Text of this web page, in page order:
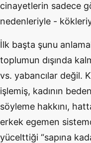
cinayetlerin sadece
nedenleriyle -
İlk başta şunu
toplumun dışında
vs. yabancılar değil.
işlemiş, kadının
söyleme hakkını,
erkek egemen
yücelttiği “sapına